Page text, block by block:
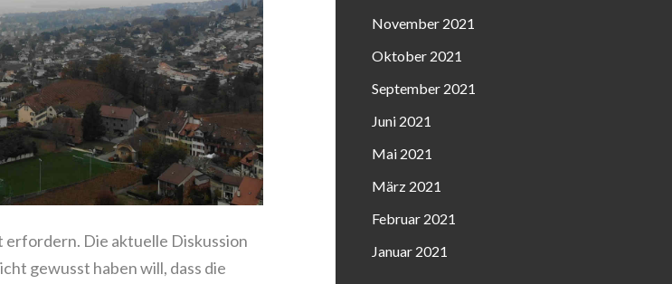
Die aktuelle Diskussion
gewusst haben will, dass die
November 2021
Oktober 2021
September 2021
Juni 2021
Mai 2021
März 2021
Februar 2021
Januar 2021